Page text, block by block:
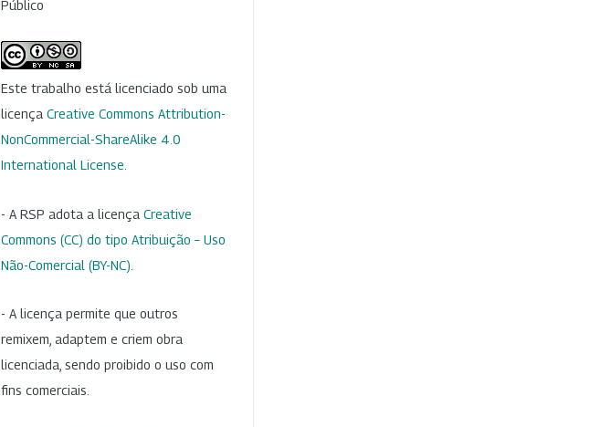
Público
Este trabalho está licenciado sob uma
licença Creative Commons Attribution-
NonCommercial-ShareAlike 4.0
International License
- A RSP adota a licença Creative
Commons (CC) do tipo Atribuição – Uso
Não-Comercial (BY-NC)
- A licença permite que outros
remixem, adaptem e criem obra
licenciada, sendo proibido o uso com
fins comerciais.